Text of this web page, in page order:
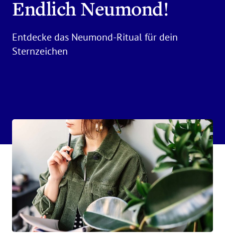
Endlich Neumond!
Entdecke das Neumond-Ritual für dein
Sternzeichen